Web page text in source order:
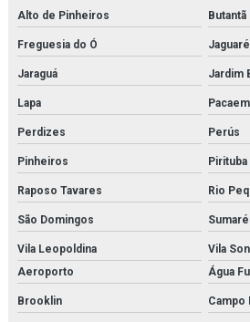
Fornecedor de modelo anatômico para
Fornecedor de simulador médico
Fornecedor de simulador médico para
Fornecedor de simulador médico para
Fornecedor de simulador médico para
Fornecedor de simulador médico para
Kit modelo molecular
Kit molecular médico em são paulo
Kit molecular médico em sp
Alto de Pinheiros Butantã
Freguesia do Ó Jaguaré
Jaraguá Jardim
Lapa
Perdizes Perús
Pinheiros Pirituba
Raposo Tavares Rio
São Domingos Sumaré
Vila Leopoldina
Vila
Aeroporto
Água
Brooklin Campo